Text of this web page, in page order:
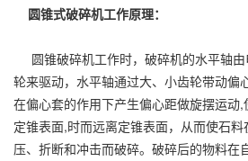
圆锥式破碎机工作原理：
圆锥破碎机工作时，破碎机的水平轴
轮来驱动，水平轴通过大、小齿轮带动偏
在偏心套的作用下产生偏心距做旋摆运动
定锥表面,时而远离定锥表面，从而使石
压、折断和冲击而破碎。破碎后的物料在